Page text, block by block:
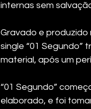
internas sem
Gravado e produzido
single “01 Segundo”
material, após um
“01 Segundo”
elaborado, e foi